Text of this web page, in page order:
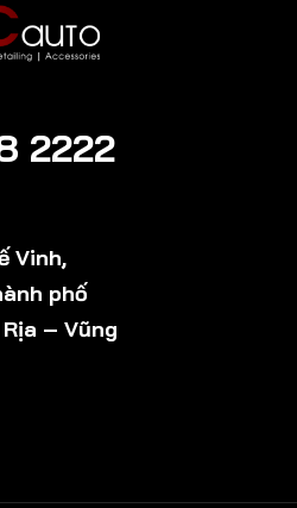
2222
Vinh,
phố
– Vũng